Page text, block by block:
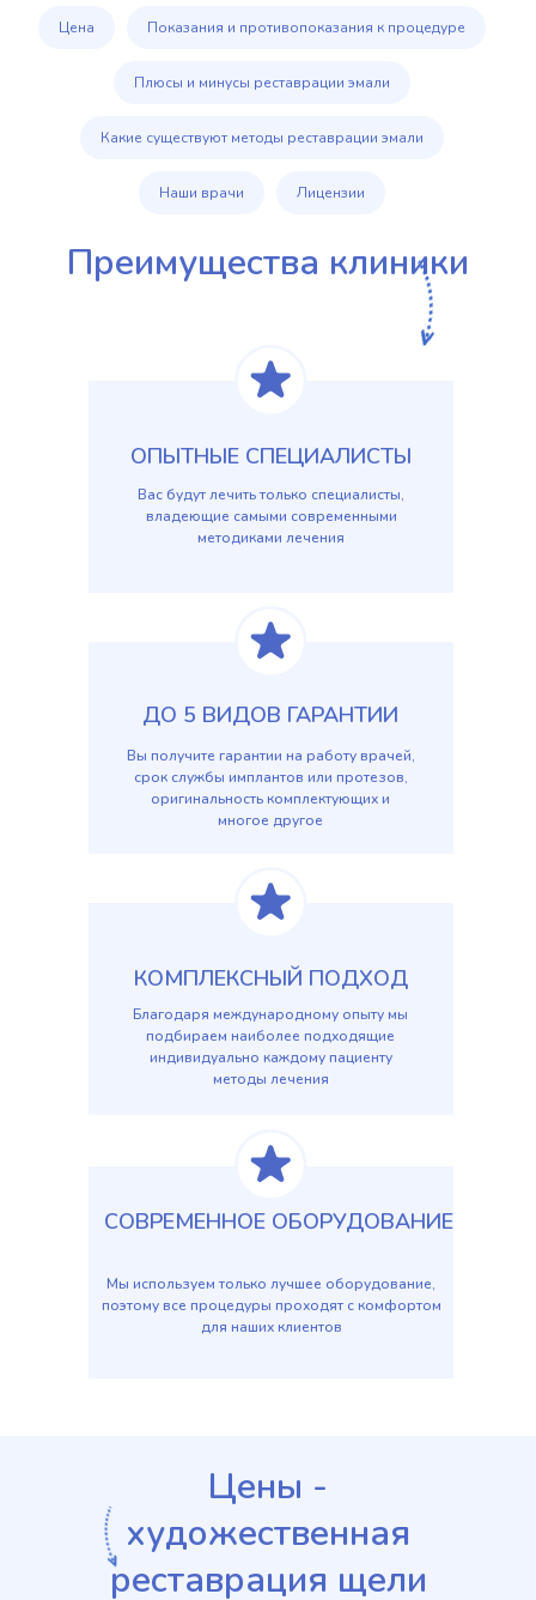
Цена Показания и противопоказания к процедуре
Плюсы и минусы реставрации эмали
Какие существуют методы реставрации эмали
Наши врачи Лицензии
Преимущества клиники
СОВРЕМЕННОЕ ОБОРУДОВАНИЕ
КОМПЛЕКСНЫЙ ПОДХОД
ДО 5 ВИДОВ ГАРАНТИИ
ОПЫТНЫЕ СПЕЦИАЛИСТЫ
Вас будут лечить только специалисты,
владеющие самыми современными
методиками лечения
Вы получите гарантии на работу врачей,
срок службы имплантов или протезов,
оригинальность комплектующих и
многое другое
Мы используем только лучшее оборудование,
поэтому все процедуры проходят с комфортом
для наших клиентов
Благодаря международному опыту мы
подбираем наиболее подходящие
индивидуально каждому пациенту
методы лечения
Цены -
художественная
реставрация щели